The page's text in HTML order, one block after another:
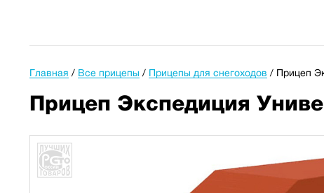
Главная / Все прицепы / Прицепы для снегоходов / Прицеп
Прицеп Экспедиция